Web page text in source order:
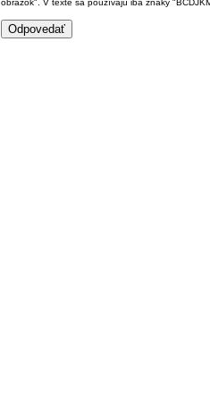
obrázok". V texte sa používajú iba znaky